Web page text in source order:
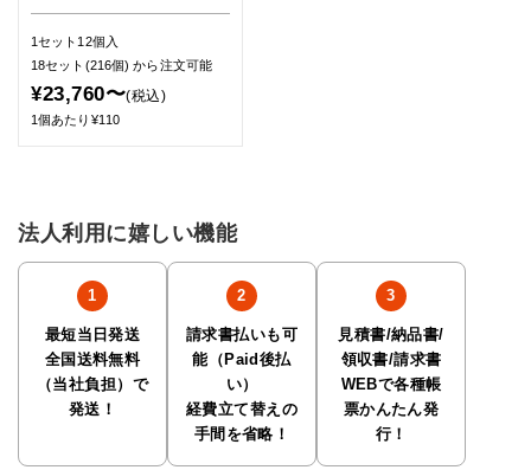
1セット12個入
18セット(216個)から注文可能
¥23,760〜(税込)
1個あたり¥110
法人利用に嬉しい機能
最短当日発送
全国送料無料
（当社負担）で
発送！
請求書払いも可
能（Paid後払
い）
経費立て替えの
手間を省略！
見積書/納品書/
領収書/請求書
WEBで各種帳
票かんたん発
行！